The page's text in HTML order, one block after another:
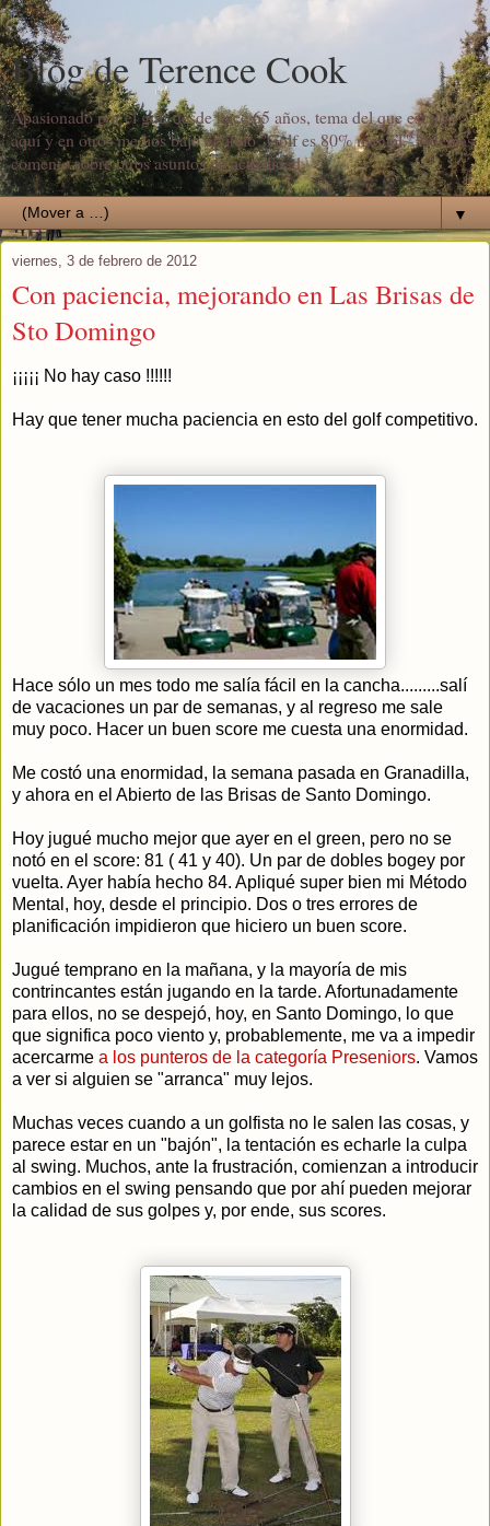
Blog de Terence Cook
Apasionado por el golf desde hace 65 años, tema del que escribo
aquí y en otros medios bajo el título "Golf es 80% mental". Además
comento sobre otros asuntos de actualidad.
▼
viernes, 3 de febrero de 2012
Con paciencia, mejorando en Las Brisas de
Sto Domingo
¡¡¡¡¡ No hay caso !!!!!!
Hay que tener mucha paciencia en esto del golf competitivo.
Hace sólo un mes todo me salía fácil en la cancha.........salí
de vacaciones un par de semanas, y al regreso me sale
muy poco. Hacer un buen score me cuesta una enormidad.
Me costó una enormidad, la semana pasada en Granadilla,
y ahora en el Abierto de las Brisas de Santo Domingo.
Hoy jugué mucho mejor que ayer en el green, pero no se
notó en el score: 81 ( 41 y 40). Un par de dobles bogey por
vuelta. Ayer había hecho 84. Apliqué super bien mi Método
Mental, hoy, desde el principio. Dos o tres errores de
planificación impidieron que hiciero un buen score.
Jugué temprano en la mañana, y la mayoría de mis
contrincantes están jugando en la tarde. Afortunadamente
para ellos, no se despejó, hoy, en Santo Domingo, lo que
que significa poco viento y, probablemente, me va a impedir
acercarme a los punteros de la categoría Preseniors. Vamos
a ver si alguien se "arranca" muy lejos.
Muchas veces cuando a un golfista no le salen las cosas, y
parece estar en un "bajón", la tentación es echarle la culpa
al swing. Muchos, ante la frustración, comienzan a introducir
cambios en el swing pensando que por ahí pueden mejorar
la calidad de sus golpes y, por ende, sus scores.